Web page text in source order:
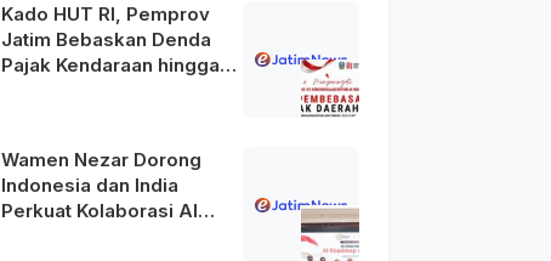
Kado HUT RI, Pemprov
Jatim Bebaskan Denda
Pajak Kendaraan hingga
Wamen Nezar Dorong
Indonesia dan India
Perkuat Kolaborasi AI